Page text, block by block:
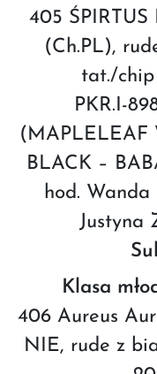
405
(Ch.PL),
tat./chip
PKR.I-
(MAPLELEAF
BLACK –
hod. Wanda
Justyna
Klasa
406 Aureus
NIE, rude z